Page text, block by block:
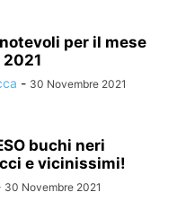
per il mese
- 30 Novembre 2021
buchi neri
e vicinissimi!
30 Novembre 2021